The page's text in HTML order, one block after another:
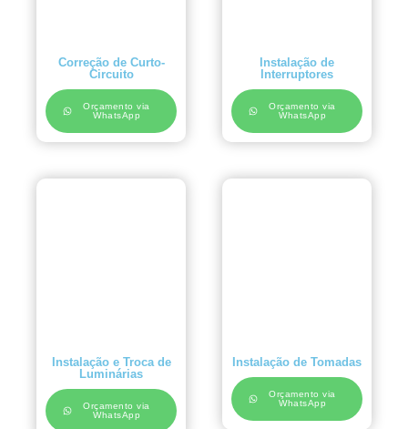
Correção de Curto-
Circuito
Orçamento via
WhatsApp
Instalação de
Interruptores
Orçamento via
WhatsApp
Instalação e Troca de
Luminárias
Orçamento via
WhatsApp
Instalação de Tomadas
Orçamento via
WhatsApp